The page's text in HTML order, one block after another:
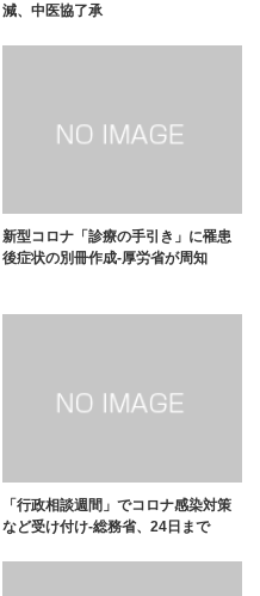
減、中医協了承
新型コロナ「診療の手引き」に罹患
後症状の別冊作成-厚労省が周知
「行政相談週間」でコロナ感染対策
など受け付け-総務省、24日まで